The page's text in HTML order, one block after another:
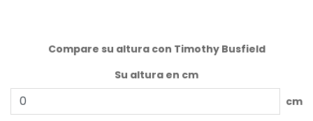
Compare su altura con Timothy Busfield
Su altura en cm
cm